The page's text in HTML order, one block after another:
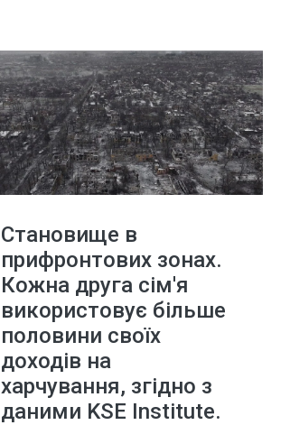
Становище в
прифронтових зонах.
Кожна друга сім'я
використовує більше
половини своїх
доходів на
харчування, згідно з
даними KSE Institute.